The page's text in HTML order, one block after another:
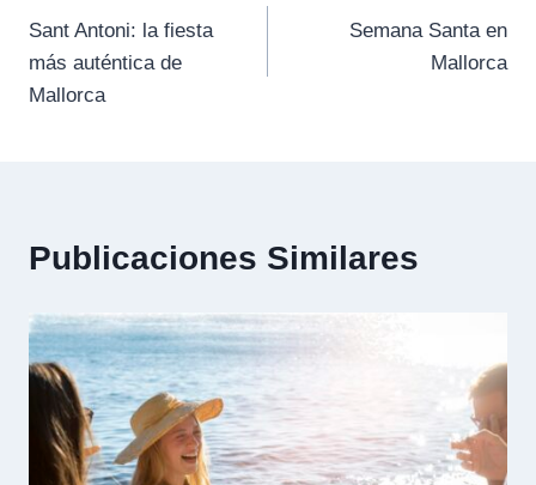
Sant Antoni: la fiesta
más auténtica de
Mallorca
Semana Santa en
Mallorca
Publicaciones Similares